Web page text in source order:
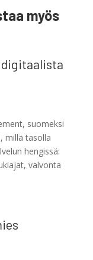
myös
digitaalista
suomeksi
millä tasolla
hengissä:
valvonta